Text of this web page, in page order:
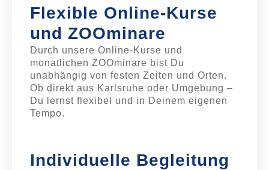
Flexible Online-Kurse
und ZOOminare
Durch unsere Online-Kurse und
monatlichen ZOOminare bist Du
unabhängig von festen Zeiten und Orten.
Ob direkt aus Karlsruhe oder Umgebung –
Du lernst flexibel und in Deinem eigenen
Tempo.
Individuelle Begleitung